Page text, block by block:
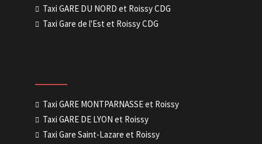
Taxi GARE DU NORD et Roissy CDG
Taxi Gare de l'Est et Roissy CDG
Taxi GARE MONTPARNASSE et Roissy
Taxi GARE DE LYON et Roissy
Taxi Gare Saint-Lazare et Roissy